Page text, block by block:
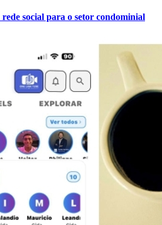
social para o setor condominial